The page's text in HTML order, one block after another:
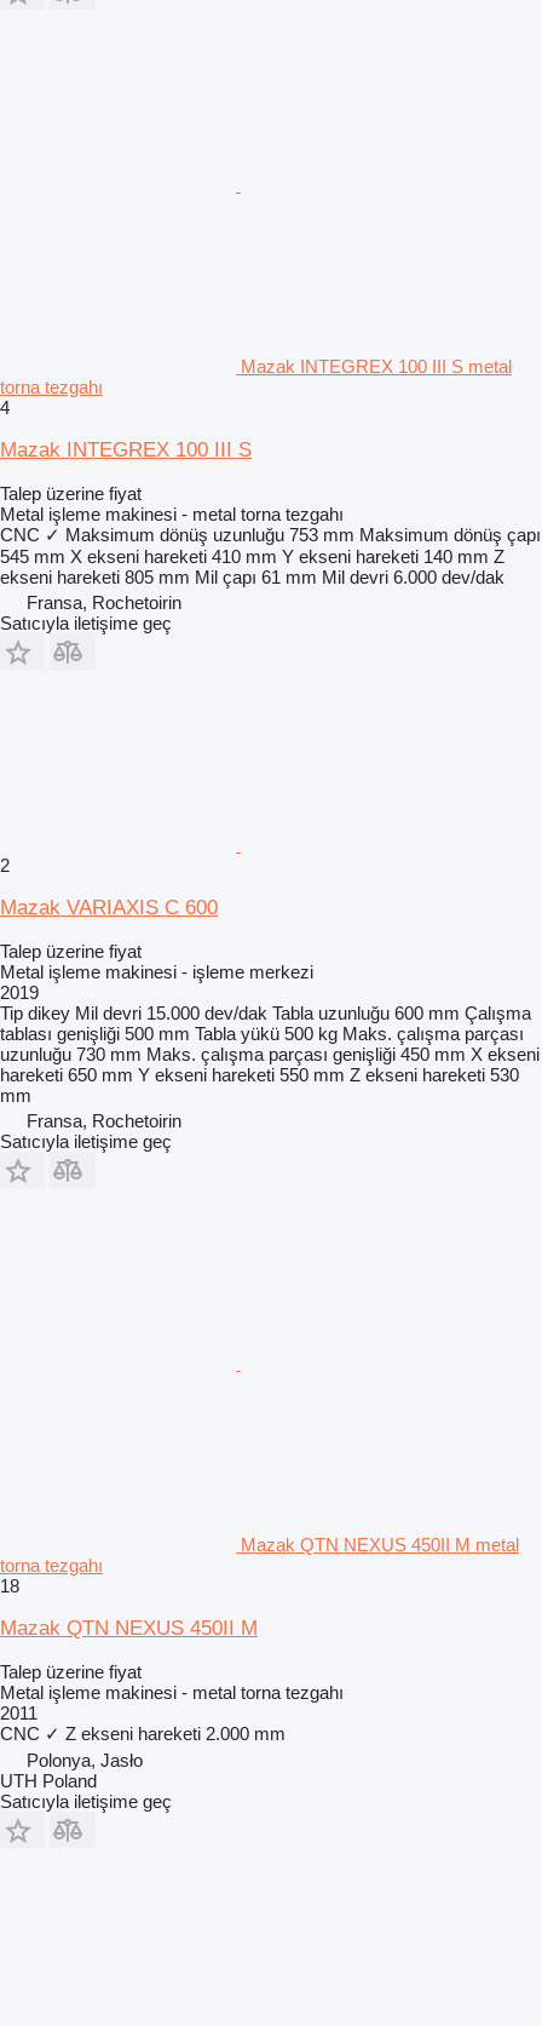
Mazak INTEGREX 100 III S metal
torna tezgahı
4
Mazak INTEGREX 100 III S
Talep üzerine fiyat
Metal işleme makinesi - metal torna tezgahı
CNC ✓ Maksimum dönüş uzunluğu 753 mm Maksimum dönüş çapı
545 mm X ekseni hareketi 410 mm Y ekseni hareketi 140 mm Z
ekseni hareketi 805 mm Mil çapı 61 mm Mil devri 6.000 dev/dak
Fransa, Rochetoirin
Satıcıyla iletişime geç
2
Mazak VARIAXIS C 600
Talep üzerine fiyat
Metal işleme makinesi - işleme merkezi
2019
Tip dikey Mil devri 15.000 dev/dak Tabla uzunluğu 600 mm Çalışma
tablası genişliği 500 mm Tabla yükü 500 kg Maks. çalışma parçası
uzunluğu 730 mm Maks. çalışma parçası genişliği 450 mm X ekseni
hareketi 650 mm Y ekseni hareketi 550 mm Z ekseni hareketi 530
mm
Fransa, Rochetoirin
Satıcıyla iletişime geç
Mazak QTN NEXUS 450II M metal
torna tezgahı
18
Mazak QTN NEXUS 450II M
Talep üzerine fiyat
Metal işleme makinesi - metal torna tezgahı
2011
CNC ✓ Z ekseni hareketi 2.000 mm
Polonya, Jasło
UTH Poland
Satıcıyla iletişime geç